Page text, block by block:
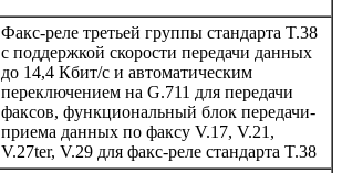
Факс-реле третьей группы стандарта T.38
с поддержкой скорости передачи данных
до 14,4 Кбит/с и автоматическим
переключением на G.711 для передачи
факсов, функциональный блок передачи-
приема данных по факсу V.17, V.21,
V.27ter, V.29 для факс-реле стандарта T.38